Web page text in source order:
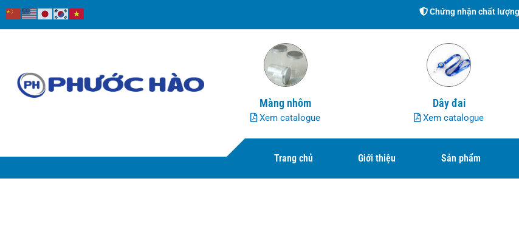
Nhảy
tới
Chứng nhận chất lượng
Màng nhôm
Xem catalogue
Dây đai
Xem catalogue
Trang chủ Giới thiệu Sản phẩm